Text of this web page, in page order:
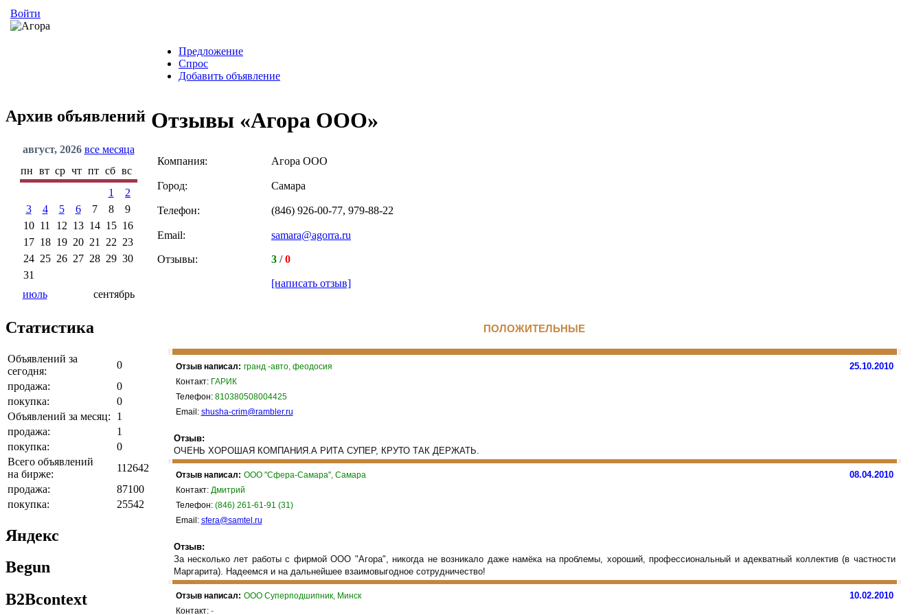
Войти
Предложение
Спрос
Добавить объявление
Архив объявлений
август, 2026 все месяца
пн вт ср чт пт сб вс
1
2
3
4 5 6 7 8
9
10 11 12 13 14 15 16
17 18 19 20 21 22 23
24 25 26 27 28 29 30
31
июль
сентябрь
Статистика
Объявлений за
сегодня:
0
продажа:
0
покупка:
0
Объявлений за месяц:
1
продажа:
1
покупка:
0
Всего объявлений
на бирже:
112642
продажа:
87100
покупка:
25542
Яндекс
Begun
B2Bcontext
Отзывы «Агора ООО»
Компания: Агора ООО
Город: Самара
Телефон: (846) 926-00-77, 979-88-22
Email: samara@agorra.ru
Отзывы: 3 /0
[написать отзыв]
ПОЛОЖИТЕЛЬНЫЕ
Отзыв написал: гранд -авто, феодосия 25.10.2010
Контакт: ГАРИК
Телефон: 810380508004425
Email: shusha-crim@rambler.ru
Отзыв:
ОЧЕНЬ ХОРОШАЯ КОМПАНИЯ.А РИТА СУПЕР, КРУТО ТАК ДЕРЖАТЬ.
Отзыв написал: ООО "Сфера-Самара", Самара 08.04.2010
Контакт: Дмитрий
Телефон: (846) 261-61-91 (31)
Email: sfera@samtel.ru
Отзыв:
За несколько лет работы с фирмой ООО "Агора", никогда не возникало даже намёка на проблемы, хороший, профессиональный и адекватный коллектив (в частности
Маргарита). Надеемся и на дальнейшее взаимовыгодное сотрудничество!
Отзыв написал: ООО Суперподшипник, Минск 10.02.2010
Контакт: -